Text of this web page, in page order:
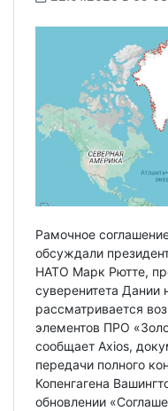
Рамочное
обсуждали
НАТО Марк Рютте,
суверенитета Дании
рассматривается
элементов ПРО
сообщает Axios,
передачи полного
Копенгагена
обновлении